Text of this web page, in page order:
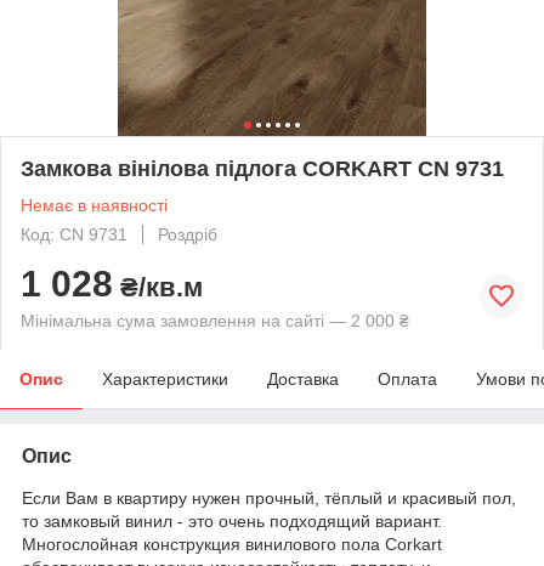
Замкова вінілова підлога CORKART CN 9731
Немає в наявності
Код: CN 9731
Роздріб
1 028 ₴/кв.м
Мінімальна сума замовлення на сайті — 2 000 ₴
Опис Характеристики Доставка Оплата Умови
Опис
Если Вам в квартиру нужен прочный, тёплый и красивый пол,
то замковый винил - это очень подходящий вариант.
Многослойная конструкция винилового пола Corkart